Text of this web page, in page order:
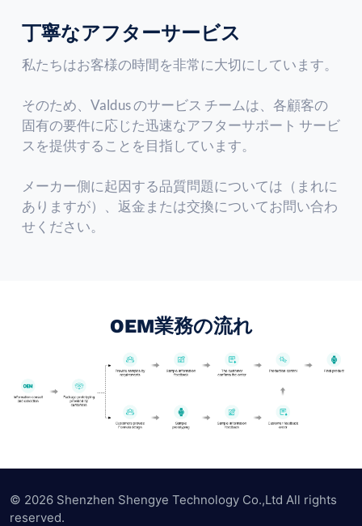
丁寧なアフターサービス
私たちはお客様の時間を非常に大切にしています。
そのため、Valdus のサービス チームは、各顧客の
固有の要件に応じた迅速なアフターサポート サービ
スを提供することを目指しています。
メーカー側に起因する品質問題については（まれに
ありますが）、返金または交換についてお問い合わ
せください。
OEM業務の流れ
© 2026 Shenzhen Shengye Technology Co.,Ltd All rights
reserved.